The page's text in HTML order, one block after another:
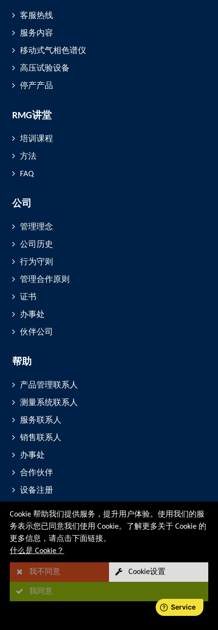
客服热线
服务内容
移动式气相色谱仪
高压试验设备
停产产品
RMG讲堂
培训课程
方法
FAQ
公司
管理理念
公司历史
行为守则
管理合作原则
证书
办事处
伙伴公司
帮助
产品管理联系人
测量系统联系人
服务联系人
销售联系人
办事处
合作伙伴
设备注册
展会与活动
© RMG Messtechnik GmbH - 2026
数据保护
Cookie 帮助我们提供服务，提升用户体验。使用我们的服
务表示您已同意我们使用 Cookie。了解更多关于 Cookie 的
更多信息，请点击下面链接。
什么是 Cookie？
我不同意 Cookie设置
我同意